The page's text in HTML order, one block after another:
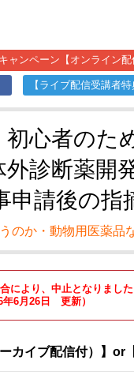
ャンペーン【オンライン配
【ライブ配信受講者
初心者のた
診断薬開
申請後の指
のか・動物用医薬品
により、中止となりまし
年6月26日 更新）
カイブ配信付）】or